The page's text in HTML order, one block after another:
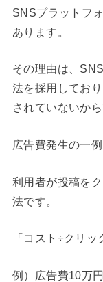
SNSプラットフ
あります。
その理由は、
法を採用してお
されていないから
広告費発生の一
利用者が投稿を
法です。
「コスト÷クリッ
例）広告費10万